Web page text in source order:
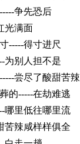
争先恐后
光满面
-----得寸进尺
为别人担不是
尝尽了酸甜苦辣
的-----在劫难逃
哪里低往哪里流
苦辣咸样样俱全